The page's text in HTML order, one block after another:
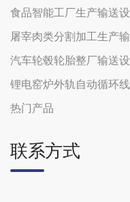
食品智能工厂生产输送
屠宰肉类分割加工生产
汽车轮毂轮胎整厂输送
锂电窑炉外轨自动循环
热门产品
联系方式